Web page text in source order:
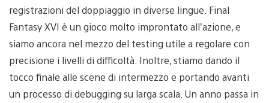
registrazioni del doppiaggio in diverse lingue. Final
Fantasy XVI è un gioco molto improntato all’azione, e
siamo ancora nel mezzo del testing utile a regolare con
precisione i livelli di difficoltà. Inoltre, stiamo dando il
tocco finale alle scene di intermezzo e portando avanti
un processo di debugging su larga scala. Un anno passa in